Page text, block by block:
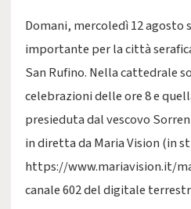
Domani, mercoledì 12
importante per la città
San Rufino. Nella cattedrale
celebrazioni delle ore 8 e
presieduta dal vescovo
in diretta da Maria Vision (in
https://www.mariavision.it/
canale 602 del digitale